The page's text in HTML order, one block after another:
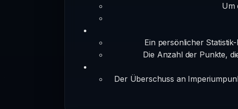
Um
Ein persönlicher
Die Anzahl der Punkte,
Der Überschuss an